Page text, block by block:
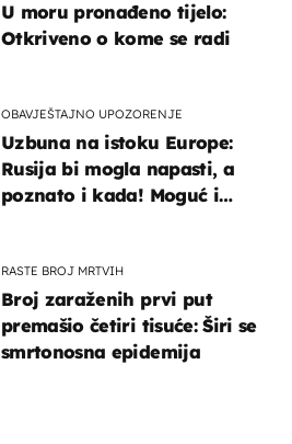
U moru pronađeno tijelo:
Otkriveno o kome se radi
OBAVJEŠTAJNO UPOZORENJE
Uzbuna na istoku Europe:
Rusija bi mogla napasti, a
poznato i kada! Moguć i
RASTE BROJ MRTVIH
Broj zaraženih prvi put
premašio četiri tisuće: Širi se
smrtonosna epidemija